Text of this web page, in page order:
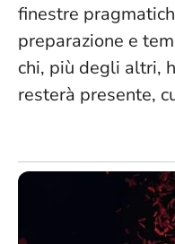
finestre
preparazione e
chi, più degli altri,
resterà presente,